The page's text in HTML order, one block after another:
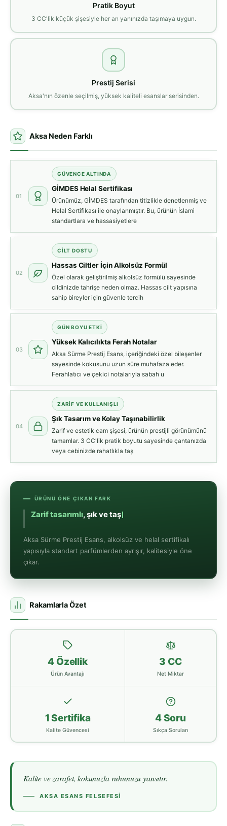
Pratik Boyut
3 CC'lik küçük şişesiyle her an yanınızda taşımaya uygun.
Prestij Serisi
Aksa'nın özenle seçilmiş, yüksek kaliteli esanslar serisinden.
Aksa Neden Farklı
01
GÜVENCE ALTINDA
GİMDES Helal Sertifikası
Ürünümüz, GİMDES tarafından titizlikle denetlenmiş ve
Helal Sertifikası ile onaylanmıştır. Bu, ürünün İslami
standartlara ve hassasiyetlere
02
CILT DOSTU
Hassas Ciltler İçin Alkolsüz Formül
Özel olarak geliştirilmiş alkolsüz formülü sayesinde
cildinizde tahrişe neden olmaz. Hassas cilt yapısına
sahip bireyler için güvenle tercih
03
GÜN BOYU ETKI
Yüksek Kalıcılıkta Ferah Notalar
Aksa Sürme Prestij Esans, içeriğindeki özel bileşenler
sayesinde kokusunu uzun süre muhafaza eder.
Ferahlatıcı ve çekici notalarıyla sabah u
04
ZARIF VE KULLANIŞLI
Şık Tasarım ve Kolay Taşınabilirlik
Zarif ve estetik cam şişesi, ürünün prestijli görünümünü
tamamlar. 3 CC'lik pratik boyutu sayesinde çantanızda
veya cebinizde rahatlıkla taş
ÜRÜNÜ ÖNE ÇIKAN FARK
Aksa Sürme Prestij Esans, alkolsüz ve helal sertifikalı
yapısıyla standart parfümlerden ayrışır, kalitesiyle öne
çıkar.
Rakamlarla Özet
4 Özellik
Ürün Avantajı
3 CC
Net Miktar
1 Sertifika
Kalite Güvencesi
4 Soru
Sıkça Sorulan
Kalite ve zarafet, kokunuzla ruhunuzu yansıtır.
AKSA ESANS FELSEFESI